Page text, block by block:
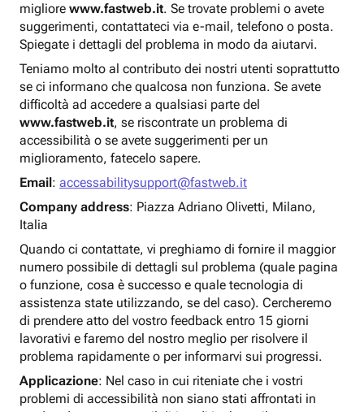
migliore www.fastweb.it. Se trovate problemi o avete
suggerimenti, contattateci via e-mail, telefono o posta.
Spiegate i dettagli del problema in modo da aiutarvi.
Teniamo molto al contributo dei nostri utenti soprattutto
se ci informano che qualcosa non funziona. Se avete
difficoltà ad accedere a qualsiasi parte del
www.fastweb.it, se riscontrate un problema di
accessibilità o se avete suggerimenti per un
miglioramento, fatecelo sapere.
Email: accessabilitysupport@fastweb.it
Company address: Piazza Adriano Olivetti, Milano,
Italia
Quando ci contattate, vi preghiamo di fornire il maggior
numero possibile di dettagli sul problema (quale pagina
o funzione, cosa è successo e quale tecnologia di
assistenza state utilizzando, se del caso). Cercheremo
di prendere atto del vostro feedback entro 15 giorni
lavorativi e faremo del nostro meglio per risolvere il
problema rapidamente o per informarvi sui progressi.
Applicazione: Nel caso in cui riteniate che i vostri
problemi di accessibilità non siano stati affrontati in